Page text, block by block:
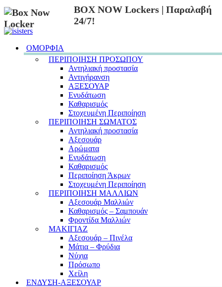
BOX NOW Lockers | Παραλαβή
24/7!
ΟΜΟΡΦΙΑ
ΠΕΡΙΠΟΙΗΣΗ ΠΡΟΣΩΠΟΥ
Αντηλιακή προστασία
Αντιγήρανση
ΑΞΕΣΟΥΑΡ
Ενυδάτωση
Καθαρισμός
Στοχευμένη Περιποίηση
ΠΕΡΙΠΟΙΗΣΗ ΣΩΜΑΤΟΣ
Αντηλιακή προστασία
Αξεσουάρ
Αρώματα
Ενυδάτωση
Καθαρισμός
Περιποίηση Άκρων
Στοχευμένη Περιποίηση
ΠΕΡΙΠΟΙΗΣΗ ΜΑΛΛΙΩΝ
Αξεσουάρ Μαλλιών
Καθαρισμός – Σαμπουάν
Φροντίδα Μαλλιών
ΜΑΚΙΓΙΑΖ
Αξεσουάρ – Πινέλα
Μάτια – Φρύδια
Νύχια
Πρόσωπο
Χείλη
ΕΝΔΥΣΗ-ΑΞΕΣΟΥΑΡ